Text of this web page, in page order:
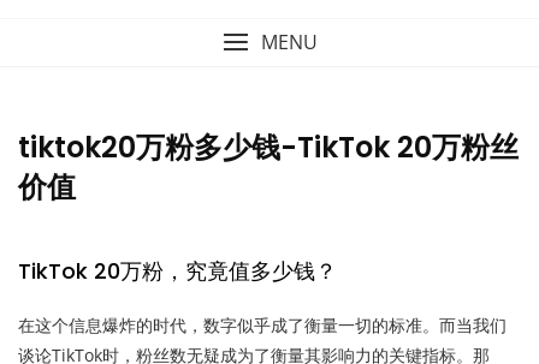
MENU
tiktok20万粉多少钱-TikTok 20万粉丝
价值
TikTok 20万粉，究竟值多少钱？
在这个信息爆炸的时代，数字似乎成了衡量一切的标准。而当我们
谈论TikTok时，粉丝数无疑成为了衡量其影响力的关键指标。那